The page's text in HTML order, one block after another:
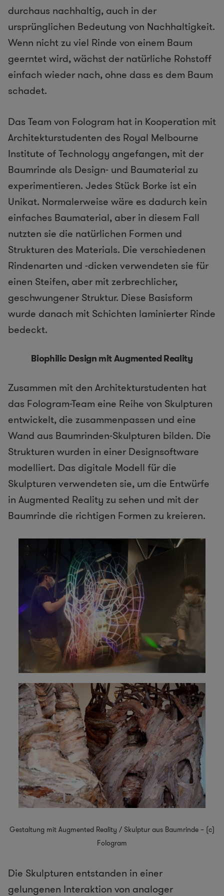
durchaus nachhaltig, auch in der
ursprünglichen Bedeutung von Nachhaltigkeit.
Wenn nicht zu viel Rinde von einem Baum
geerntet wird, wächst der natürliche Rohstoff
einfach wieder nach, ohne dass es dem Baum
schadet.
Das Team von Fologram hat in Kooperation mit
Architekturstudenten des Royal Melbourne
Institute of Technology angefangen, mit der
Baumrinde als Design- und Baumaterial zu
experimentieren. Jedes Stück Borke ist ein
Unikat. Normalerweise wäre es dadurch kein
einfaches Baumaterial, aber in diesem Fall
nutzten sie die natürlichen Formen und
Strukturen des Materials. Die verschiedenen
Rindenarten und -dicken verwendeten sie für
einen Steifen, aber mit zerbrechlicher,
geschwungener Struktur. Diese Basisform
wurde danach mit Schichten laminierter Rinde
bedeckt.
Biophilic Design mit Augmented Reality
Zusammen mit den Architekturstudenten hat
das Fologram-Team eine Reihe von Skulpturen
entwickelt, die zusammenpassen und eine
Wand aus Baumrinden-Skulpturen bilden. Die
Strukturen wurden in einer Designsoftware
modelliert. Das digitale Modell für die
Skulpturen verwendeten sie, um die Entwürfe
in Augmented Reality zu sehen und mit der
Baumrinde die richtigen Formen zu kreieren.
Gestaltung mit Augmented Reality / Skulptur aus Baumrinde – (c)
Fologram
Die Skulpturen entstanden in einer
gelungenen Interaktion von analoger